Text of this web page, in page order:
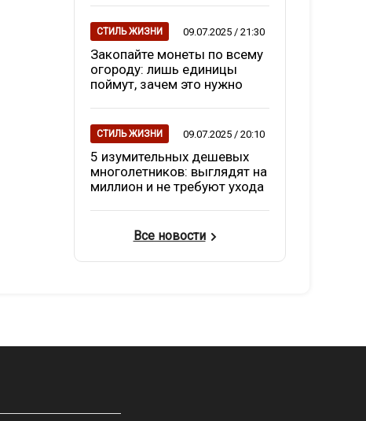
СТИЛЬ ЖИЗНИ 09.07.2025 / 21:30
Закопайте монеты по всему
огороду: лишь единицы
поймут, зачем это нужно
СТИЛЬ ЖИЗНИ 09.07.2025 / 20:10
5 изумительных дешевых
многолетников: выглядят на
миллион и не требуют ухода
Все новости